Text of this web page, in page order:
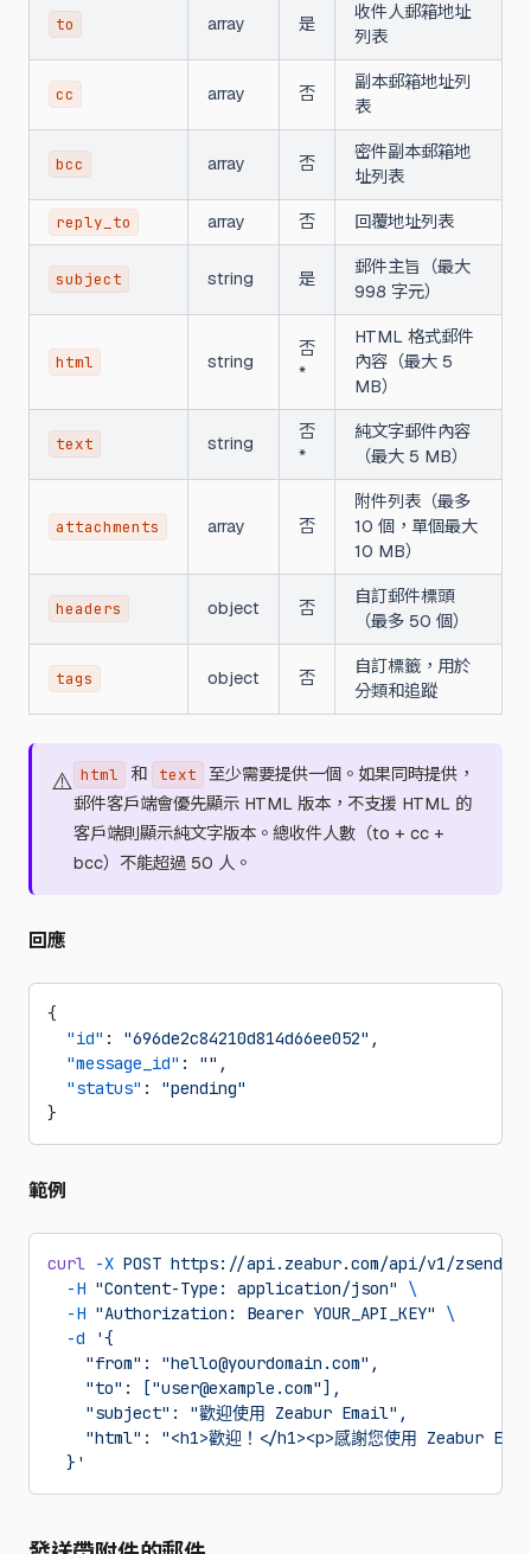
to array 是
收件人郵箱地址
列表
cc array 否
副本郵箱地址列
表
bcc array 否
密件副本郵箱地
址列表
reply_to array 否 回覆地址列表
subject string 是
郵件主旨（最大
998 字元）
html string
否
*
HTML 格式郵件
內容（最大 5
MB）
text string
否
*
純文字郵件內容
（最大 5 MB）
attachments array 否
附件列表（最多
10 個，單個最大
10 MB）
headers object 否
自訂郵件標頭
（最多 50 個）
tags object 否
自訂標籤，用於
分類和追蹤
⚠️ html 和 text
至少需要提供一個。如果同時提供，
郵件客戶端會優先顯示 HTML 版本，不支援 HTML 的
客戶端則顯示純文字版本。總收件人數（to + cc +
bcc）不能超過 50 人。
回應
{
  "id"
: "696de2c84210d814d66ee052" ,
  "message_id"
: "" ,
  "status"
: "pending"
}
範例
curl -X POST https://api.zeabur.com/api/v1/zsend/
  -H
"Content-Type: application/json"
\
  -H
"Authorization: Bearer YOUR_API_KEY"
\
  -d
'{
    "from": "hello@yourdomain.com",
    "to": ["user@example.com"],
    "subject": "歡迎使用 Zeabur Email",
"html": "<h1>歡迎！</h1><p>感謝您使用 Zeabur
  }'